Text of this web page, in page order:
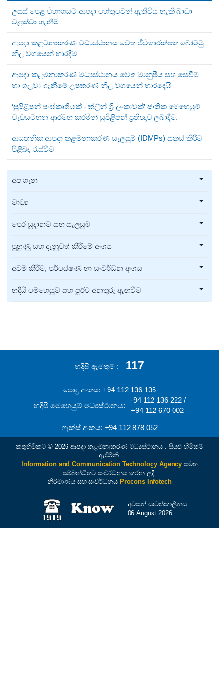
උසස් පෙළ විභාගයට ආපදා හේතුවෙන් ඇතිවිය හැකි බාධා
වළක්වා ගැනීම
ආපදා කළමනාකරණ මධ්‍යස්ථානය වෙත ජීවිතාරක්ෂක බෝට්ටු
නිල වශයෙන් භාරදීම
ආපදා කළමනාකරණ මධ්‍යස්ථානය වෙත මානුෂීය සහ සෙවීම්
හා ගලවා ගැනීමේ උපකරණ නිල වශයෙන් භාරදෙයි
‘සුපිළිපන් සංස්කෘතියක් - ක්ලීන් ශ්‍රී ලංකාවක්’ ජාතික මෙහෙයුම්
වැඩසටහන ආරම්භ කරමින් සුපිළිපන් ප්‍රතිඥාව ලබාදීම.
ආයතනික ආපදා කළමනාකරණ සැලසුම් (IDMPs) සකස් කිරීම
පිළිබඳ රැස්වීම
අප ගැන
මාධ්‍ය
පෙර සූදානම් සහ සැලසුම්
පුහුණු සහ දැනුවත් කිරීමේ අංශය
අවම කිරීම්, පර්යේෂණ හා සංවර්ධන අංශය
හදිසි මෙහෙයුම් සහ පූර්ව අනතුරු ඇඟවීම
හදිසි ඇමතුම් 117
පොදු අංකය: +94 112 136 136
හදිසි මෙහෙයුම් මධ්‍යස්ථානය:
+94 112 136 222 /
+94 112 670 002
ෆැක්ස් අංකය: +94 112 878 052
කතුහිමිකම © 2026 ආපදා කළමනාකරණ මධ්‍යස්ථානය . සියළු හිමිකම්
ඇවිරිනි.
Information and Communication Technology Agencyසමඟ
සම්බන්ධිතව සංවර්ධනය කරන ලදී.
නිර්මාණය සහ සංවර්ධනය Procons Infotech
අවසන් යාවත්කාලීනය :
06 August 2026.